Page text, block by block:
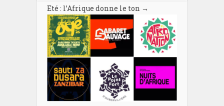
Eté : l’Afrique donne le ton →